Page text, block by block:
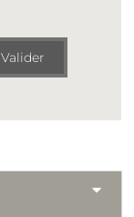
Valider